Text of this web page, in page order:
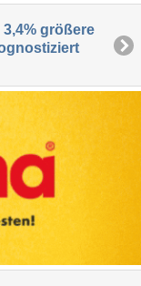
größere